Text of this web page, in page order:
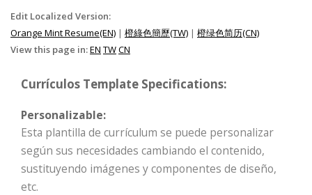
Edit Localized Version:
Orange Mint Resume(EN) | 橙綠色簡歷(TW) | 橙绿色简历(CN)
View this page in:EN TWCN
Currículos Template Specifications:
Personalizable:
Esta plantilla de currículum se puede personalizar
según sus necesidades cambiando el contenido,
sustituyendo imágenes y componentes de diseño,
etc.